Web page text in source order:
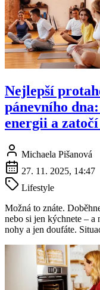
Nejlepší
pánevního
energii a
Michaela Pišanová
27. 11. 2025, 14:47
Lifestyle
Možná to znáte.
nebo si jen kýchnete –
nohy a jen doufáte.